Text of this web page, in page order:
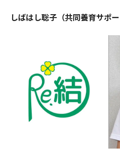
しばはし聡子（共同養育サポー